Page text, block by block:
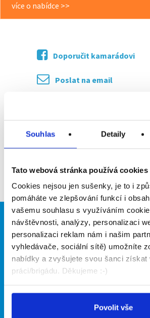
Souhlas Detaily
Tato webová stránka používá cookies
Cookies nejsou jen sušenky, je to i
pomáháte ve zlepšování funkcí i
vašemu souhlasu s využíváním
návštěvnosti, analýzy, personalizaci
personalizaci reklam nám i našim
vyhledávače, sociální sítě) umožníte
nabídky a zvyšujete svou šanci získat
práci/brigádu. Děkujeme :-)
Povolit vše
více o nabídce >>
Doporučit kamarádovi
Poslat na email
Zpět
Brigádníci
Články
Hledané brigády
Firmy
Vložit
Ceník
Naše